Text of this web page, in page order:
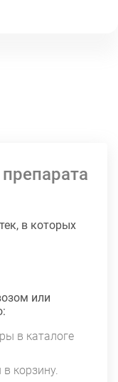
в которых
или
в каталоге
корзину.